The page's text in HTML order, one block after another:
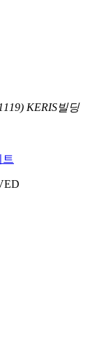
KERIS빌딩